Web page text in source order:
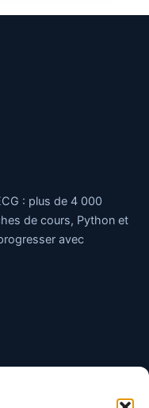
: plus de 4 000
de cours, Python et
avec